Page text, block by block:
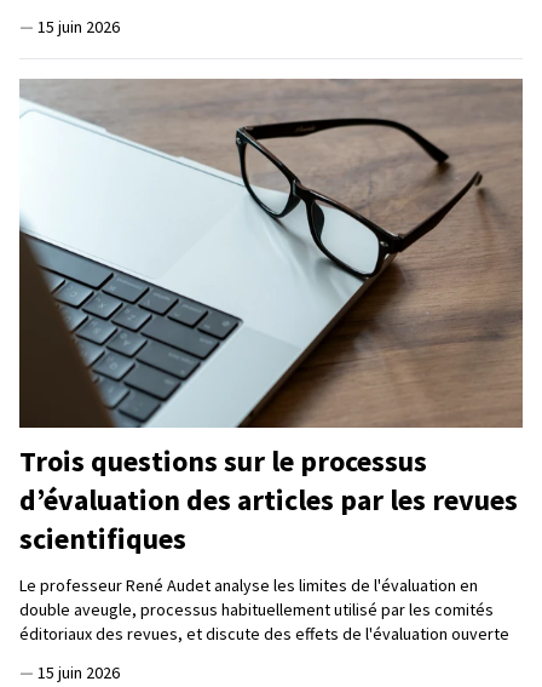
— 15 juin 2026
Trois questions sur le processus
d’évaluation des articles par les revues
scientifiques
Le professeur René Audet analyse les limites de l'évaluation en
double aveugle, processus habituellement utilisé par les comités
éditoriaux des revues, et discute des effets de l'évaluation ouverte
— 15 juin 2026